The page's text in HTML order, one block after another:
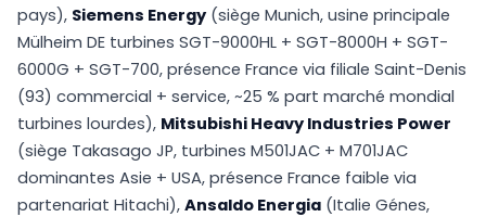
pays), Siemens Energy(siège Munich, usine principale
Mülheim DE turbines SGT-9000HL + SGT-8000H + SGT-
6000G + SGT-700, présence France via filiale Saint-Denis
(93) commercial + service, ~25 % part marché mondial
turbines lourdes), Mitsubishi Heavy Industries Power
(siège Takasago JP, turbines M501JAC + M701JAC
dominantes Asie + USA, présence France faible via
partenariat Hitachi), Ansaldo Energia (Italie Génes,